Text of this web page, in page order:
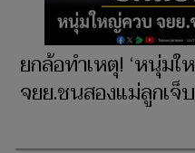
ยกล้อทำเหตุ! ‘หนุ่ม
จยย.ชนสองแม่ลูกเจ็